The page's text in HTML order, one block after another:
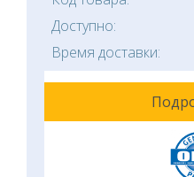
Доступно:
Время доставки: